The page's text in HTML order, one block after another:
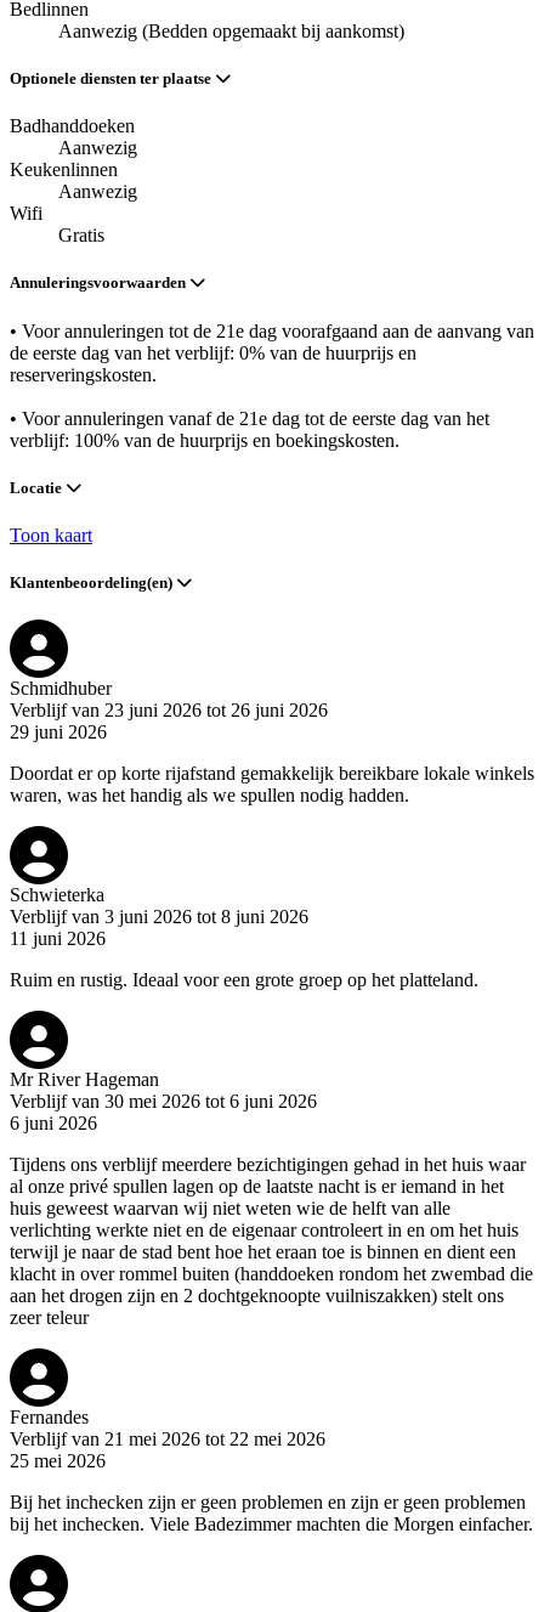
Bedlinnen
Aanwezig (Bedden opgemaakt bij aankomst)
Optionele diensten ter plaatse
Badhanddoeken
Aanwezig
Keukenlinnen
Aanwezig
Wifi
Gratis
Annuleringsvoorwaarden
• Voor annuleringen tot de 21e dag voorafgaand aan de aanvang van
de eerste dag van het verblijf: 0% van de huurprijs en
reserveringskosten.
• Voor annuleringen vanaf de 21e dag tot de eerste dag van het
verblijf: 100% van de huurprijs en boekingskosten.
Locatie
Toon kaart
Klantenbeoordeling(en)
Schmidhuber
Verblijf van 23 juni 2026 tot 26 juni 2026
29 juni 2026
Doordat er op korte rijafstand gemakkelijk bereikbare lokale winkels
waren, was het handig als we spullen nodig hadden.
Schwieterka
Verblijf van 3 juni 2026 tot 8 juni 2026
11 juni 2026
Ruim en rustig. Ideaal voor een grote groep op het platteland.
Mr River Hageman
Verblijf van 30 mei 2026 tot 6 juni 2026
6 juni 2026
Tijdens ons verblijf meerdere bezichtigingen gehad in het huis waar
al onze privé spullen lagen op de laatste nacht is er iemand in het
huis geweest waarvan wij niet weten wie de helft van alle
verlichting werkte niet en de eigenaar controleert in en om het huis
terwijl je naar de stad bent hoe het eraan toe is binnen en dient een
klacht in over rommel buiten (handdoeken rondom het zwembad die
aan het drogen zijn en 2 dochtgeknoopte vuilniszakken) stelt ons
zeer teleur
Fernandes
Verblijf van 21 mei 2026 tot 22 mei 2026
25 mei 2026
Bij het inchecken zijn er geen problemen en zijn er geen problemen
bij het inchecken. Viele Badezimmer machten die Morgen einfacher.